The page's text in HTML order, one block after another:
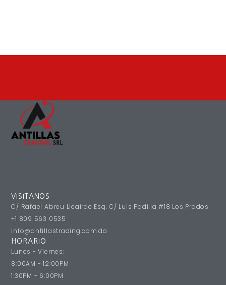
VISITANOS
C/ Rafael Abreu Licairac Esq. C/ Luis Padilla #18 Los Prados
+1 809 563 0535
info@antillastrading.com.do
HORARIO
Lunes - Viernes:
8:00AM - 12:00PM
1:30PM - 6:00PM